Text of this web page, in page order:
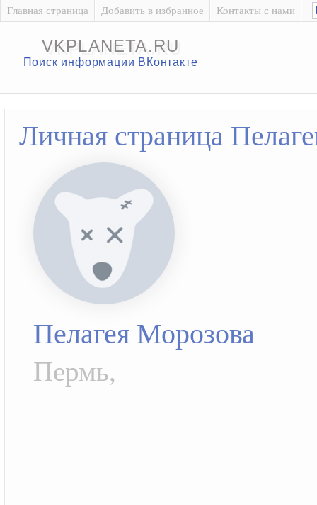
Главная страница Добавить в избранное Контакты с нами
VKPLANETA.RU
Поиск информации ВКонтакте
Личная страница
Пелагея Морозова
Пермь,